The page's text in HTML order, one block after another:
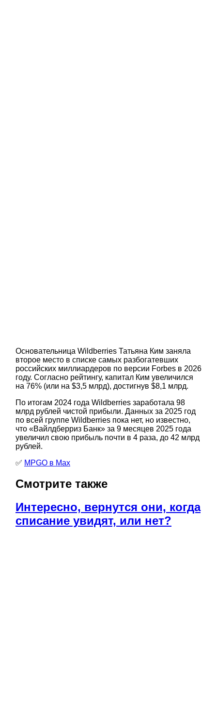
Основательница Wildberries Татьяна Ким заняла
второе место в списке самых разбогатевших
российских миллиардеров по версии Forbes в 2026
году. Согласно рейтингу, капитал Ким увеличился
на 76% (или на $3,5 млрд), достигнув $8,1 млрд.
По итогам 2024 года Wildberries заработала 98
млрд рублей чистой прибыли. Данных за 2025 год
по всей группе Wildberries пока нет, но известно,
что «Вайлдберриз Банк» за 9 месяцев 2025 года
увеличил свою прибыль почти в 4 раза, до 42 млрд
рублей.
✅ MPGO в Мах
Смотрите также
Интересно, вернутся они, когда
списание увидят, или нет?